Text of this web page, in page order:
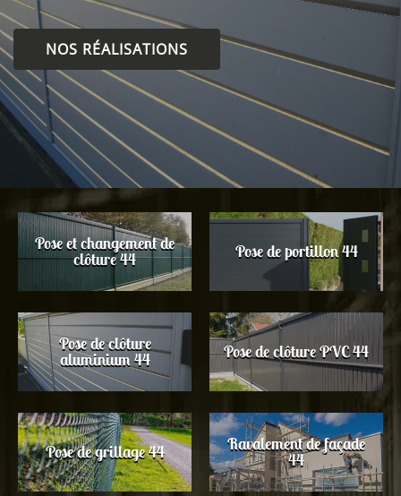
NOS RÉALISATIONS
Pose et changement de
clôture 44 Pose de portillon 44
Pose de clôture
aluminium 44 Pose de clôture PVC 44
Pose de grillage 44 Ravalement de façade
44